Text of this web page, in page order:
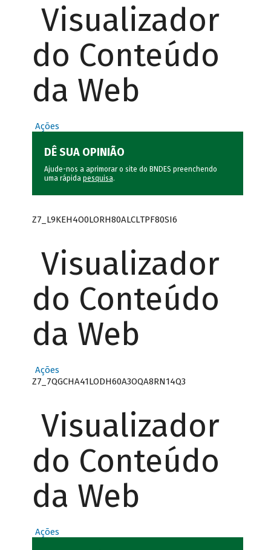
Visualizador
do Conteúdo
da Web
Ações
DÊ SUA OPINIÃO
Ajude-nos a aprimorar o site do BNDES preenchendo
uma rápida pesquisa.
Z7_L9KEH4O0LORH80ALCLTPF80SI6
Visualizador
do Conteúdo
da Web
Ações
Z7_7QGCHA41LODH60A3OQA8RN14Q3
Visualizador
do Conteúdo
da Web
Ações